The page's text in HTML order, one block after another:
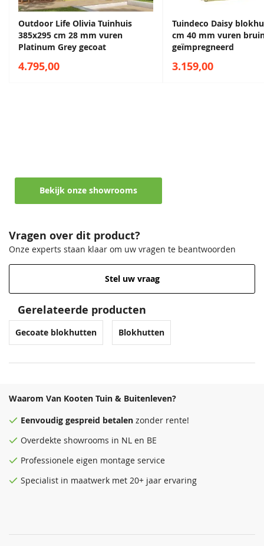
Outdoor Life Olivia Tuinhuis
385x295 cm 28 mm vuren
Platinum Grey gecoat
4.795,00
Tuindeco Daisy
cm 40 mm vuren
geïmpregneerd
3.159,00
Bekijk onze showrooms
Vragen over dit product?
Onze experts staan klaar om uw vragen te beantwoorden
Stel uw vraag
Gerelateerde producten
Gecoate blokhutten Blokhutten
Waarom Van Kooten Tuin & Buitenleven?
Eenvoudig gespreid betalen zonder rente!
Overdekte showrooms in NL en BE
Professionele eigen montage service
Specialist in maatwerk met 20+ jaar ervaring